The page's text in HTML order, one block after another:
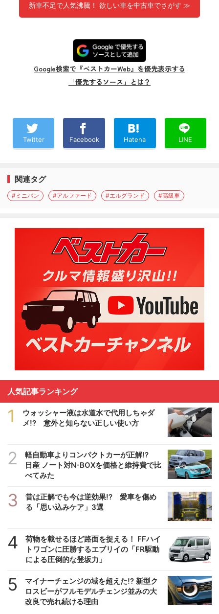
新車不足で人気沸騰！ 欲しい車を中古車でさがす ≫
Google検索で『ベストカーWeb』を優先表示する
「優先するソース」とは？
Twitter Facebook Hatena LINE
関連タグ
#ミニバン #アルファード #エルグランド #高級車
人気記事ランキング
1
ウォッシャー液は水道水で代用しちゃダ
メ!? 意外と知らない正しい使い方
2
軽自動車よりコンパクトカーが正解!?
日産 ノート対N-BOXを価格と維持費で比
べてみた
3
昔は正解でも今は逆効果!? 愛車を傷め
る「思い込みケア」3選
4
荷物を載せるほど路面を捉える！ FFハイ
トワゴンに圧勝するエブリイの「FR駆動
による圧倒的な登坂力」
5
マイナーチェンジの域を超えた!? 新型ク
ロスビーがフルモデルチェンジ並みの大
改良で売れ続ける理由